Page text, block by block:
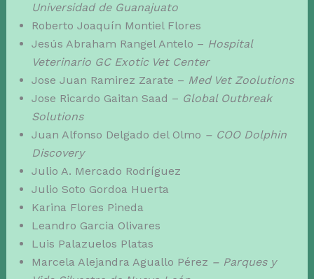
Universidad de Guanajuato
Roberto Joaquín Montiel Flores
Jesús Abraham Rangel Antelo – Hospital
Veterinario GC Exotic Vet Center
Jose Juan Ramirez Zarate – Med Vet Zoolutions
Jose Ricardo Gaitan Saad – Global Outbreak
Solutions
Juan Alfonso Delgado del Olmo – COO Dolphin
Discovery
Julio A. Mercado Rodríguez
Julio Soto Gordoa Huerta
Karina Flores Pineda
Leandro Garcia Olivares
Luis Palazuelos Platas
Marcela Alejandra Aguallo Pérez – Parques y